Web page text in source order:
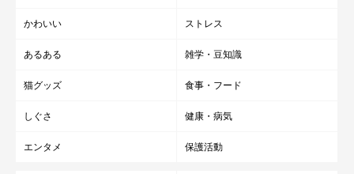
る オスの性格・行動ランキング10』（監修：監修：東京大学附
属動物医療センター行動診療科 獣医師 菊池亜都子先生）
かわいい ストレス
あるある 雑学・豆知識
猫グッズ 食事・フード
しぐさ 健康・病気
エンタメ 保護活動